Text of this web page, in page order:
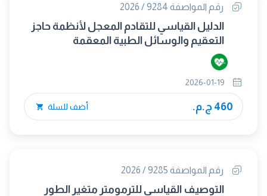
رقم المواصفة 9284 / 2026
الدليل القياسي للتقادم المعجل لأنظمة حاجز
التعقيم والوسائل الطبية المعقمة
460 ج.م. أضف للسلة
رقم المواصفة 9285 / 2026
التوصيف القياسي للترمومتر متغير الطور